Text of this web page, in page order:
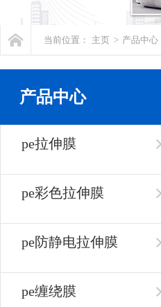
当前位置： 主页 > 产品中心
产品中心
pe拉伸膜
pe彩色拉伸膜
pe防静电拉伸膜
pe缠绕膜